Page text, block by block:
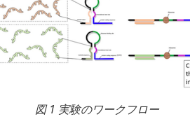
図 1 実験のワークフロー